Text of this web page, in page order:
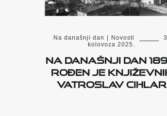
Na današnji dan | Novosti
kolovoza 2025.
Na današnji dan
rođen je
Vatroslav Cihlar